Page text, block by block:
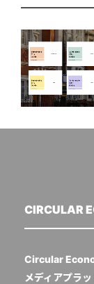
CIRCULAR
Circular
メディアプラ